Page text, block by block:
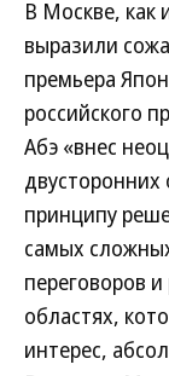
В Москве, как
выразили
премьера
российского
Абэ «внес
принципу
самых
переговоров
областях,
интерес,